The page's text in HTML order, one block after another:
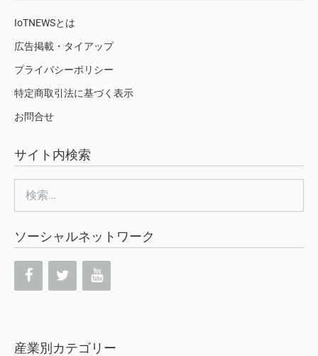
IoTNEWSとは
広告掲載・タイアップ
プライバシーポリシー
特定商取引法に基づく表示
お問合せ
サイト内検索
ソーシャルネットワーク
産業別カテゴリー